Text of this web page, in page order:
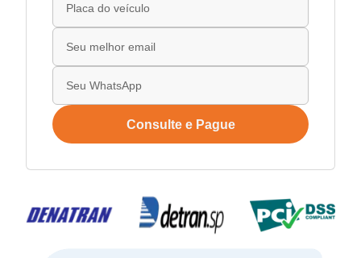
Consulte e Pague